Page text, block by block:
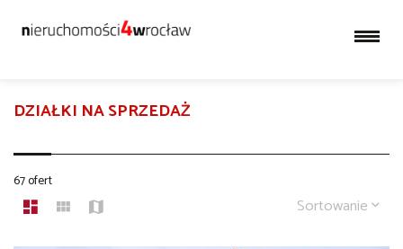
DZIAŁKI NA SPRZEDAŻ
67 ofert
Sortowanie